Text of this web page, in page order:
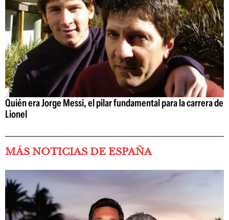
Quién era Jorge Messi, el pilar fundamental para la carrera de
Lionel
MÁS NOTICIAS DE ESPAÑA